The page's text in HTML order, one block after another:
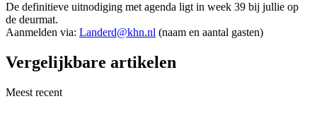
De definitieve uitnodiging met agenda ligt in week 39 bij jullie op
de deurmat.
Aanmelden via: Landerd@khn.nl (naam en aantal gasten)
Vergelijkbare artikelen
Meest recent